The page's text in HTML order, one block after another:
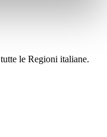
le Regioni italiane.